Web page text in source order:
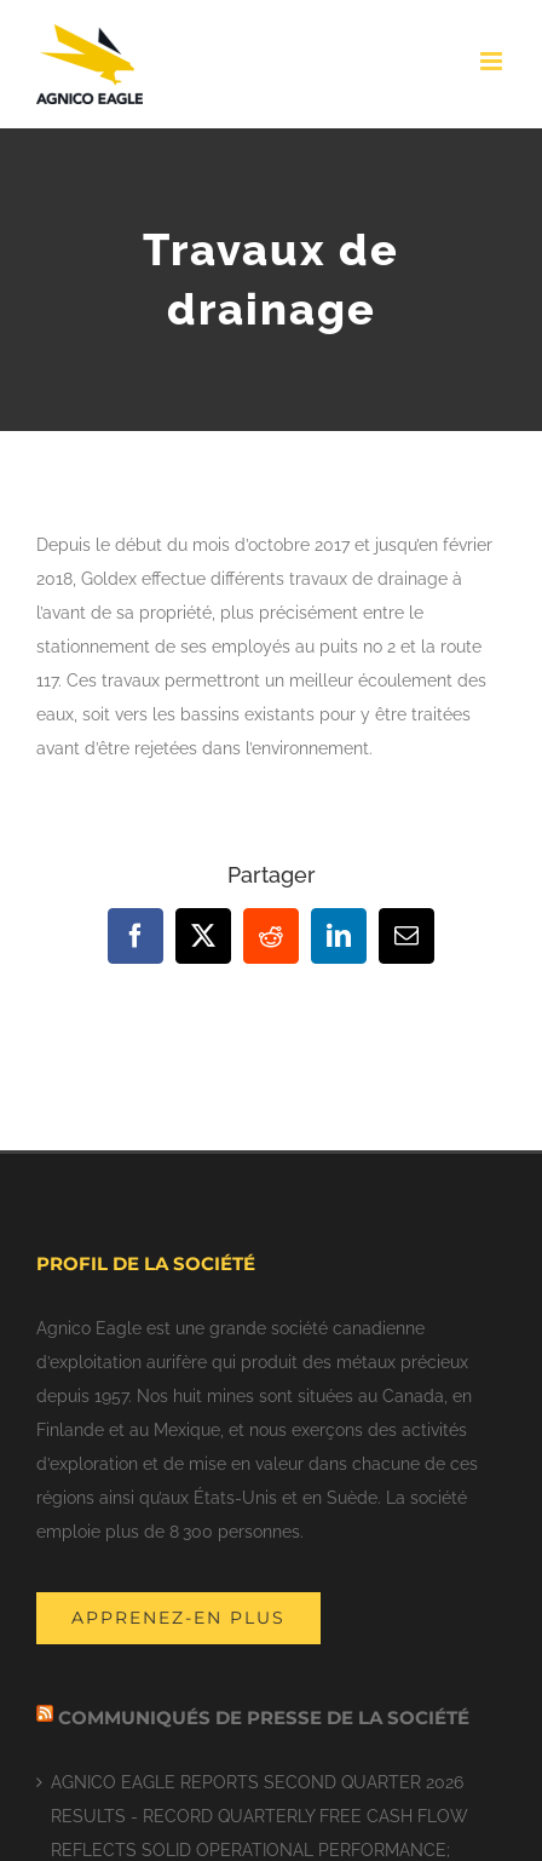
Travaux de
drainage
Depuis le début du mois d’octobre 2017 et jusqu’en février
2018, Goldex effectue différents travaux de drainage à
l’avant de sa propriété, plus précisément entre le
stationnement de ses employés au puits no 2 et la route
117. Ces travaux permettront un meilleur écoulement des
eaux, soit vers les bassins existants pour y être traitées
avant d’être rejetées dans l’environnement.
Partager
Facebook
X RedditLinkedInEmail
PROFIL DE LA SOCIÉTÉ
Agnico Eagle est une grande société canadienne
d’exploitation aurifère qui produit des métaux précieux
depuis 1957. Nos huit mines sont situées au Canada, en
Finlande et au Mexique, et nous exerçons des activités
d’exploration et de mise en valeur dans chacune de ces
régions ainsi qu’aux États-Unis et en Suède. La société
emploie plus de 8 300 personnes.
APPRENEZ-EN PLUS
COMMUNIQUÉS DE PRESSE DE LA SOCIÉTÉ
AGNICO EAGLE REPORTS SECOND QUARTER 2026
RESULTS - RECORD QUARTERLY FREE CASH FLOW
REFLECTS SOLID OPERATIONAL PERFORMANCE;